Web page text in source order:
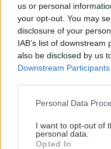
us or personal
your opt-out. You may
disclosure of your
IAB’s list of
also be disclosed by us
Downstream Participants
Personal Data
I want to opt-out of
personal data.
Opted In
ΚΡΗΤΗ
Ρέθυμνο:
επιχείρησαν για
λουόμενων από τη
Γιατί η Πηνελόπη
και όχι 100; Το
Ομήρου
Ανώγεια:
δρόμων
ΟΙΚΟΝΟΜΙΑ